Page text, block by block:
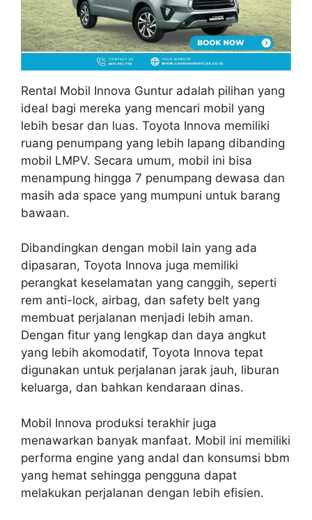
Rental Mobil Innova Guntur adalah pilihan yang
ideal bagi mereka yang mencari mobil yang
lebih besar dan luas. Toyota Innova memiliki
ruang penumpang yang lebih lapang dibanding
mobil LMPV. Secara umum, mobil ini bisa
menampung hingga 7 penumpang dewasa dan
masih ada space yang mumpuni untuk barang
bawaan.
Dibandingkan dengan mobil lain yang ada
dipasaran, Toyota Innova juga memiliki
perangkat keselamatan yang canggih, seperti
rem anti-lock, airbag, dan safety belt yang
membuat perjalanan menjadi lebih aman.
Dengan fitur yang lengkap dan daya angkut
yang lebih akomodatif, Toyota Innova tepat
digunakan untuk perjalanan jarak jauh, liburan
keluarga, dan bahkan kendaraan dinas.
Mobil Innova produksi terakhir juga
menawarkan banyak manfaat. Mobil ini memiliki
performa engine yang andal dan konsumsi bbm
yang hemat sehingga pengguna dapat
melakukan perjalanan dengan lebih efisien.